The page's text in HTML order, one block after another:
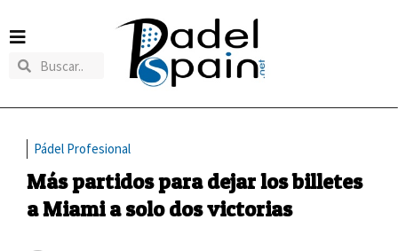
Pádel Profesional
Más partidos para dejar los billetes
a Miami a solo dos victorias